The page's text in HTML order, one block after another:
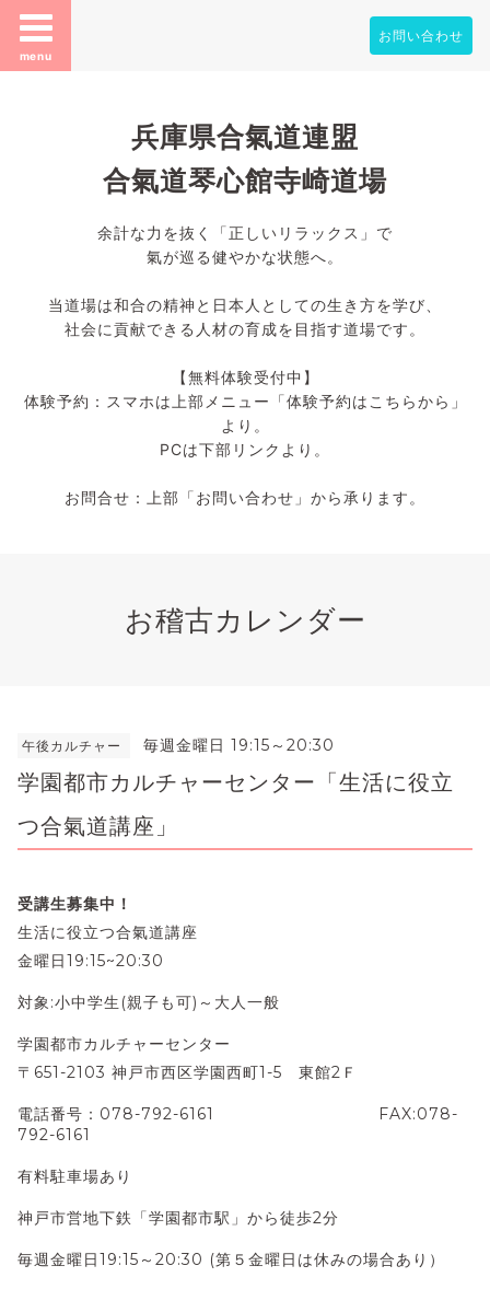
menu
お問い合わせ
兵庫県合氣道連盟
合氣道琴心館寺崎道場
余計な力を抜く「正しいリラックス」で
氣が巡る健やかな状態へ。
当道場は和合の精神と日本人としての生き方を学び、
社会に貢献できる人材の育成を目指す道場です。
【無料体験受付中】
体験予約：スマホは上部メニュー「体験予約はこちらから」
より。
PCは下部リンクより。
お問合せ：上部「お問い合わせ」から承ります。
お稽古カレンダー
午後カルチャー 毎週金曜日 19:15～20:30
学園都市カルチャーセンター「生活に役立
つ合氣道講座」
受講生募集中！
生活に役立つ合氣道講座
金曜日19:15~20:30
対象:小中学生(親子も可)～大人一般
学園都市カルチャーセンター
〒651-2103 神戸市西区学園西町1-5 東館2Ｆ
電話番号：078-792-6161 FAX:078-
792-6161
有料駐車場あり
神戸市営地下鉄「学園都市駅」から徒歩2分
毎週金曜日19:15～20:30 (第５金曜日は休みの場合あり）